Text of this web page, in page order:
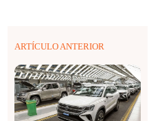
ARTÍCULO ANTERIOR